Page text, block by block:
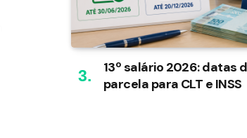
13º salário 2026: datas
parcela para CLT e INSS